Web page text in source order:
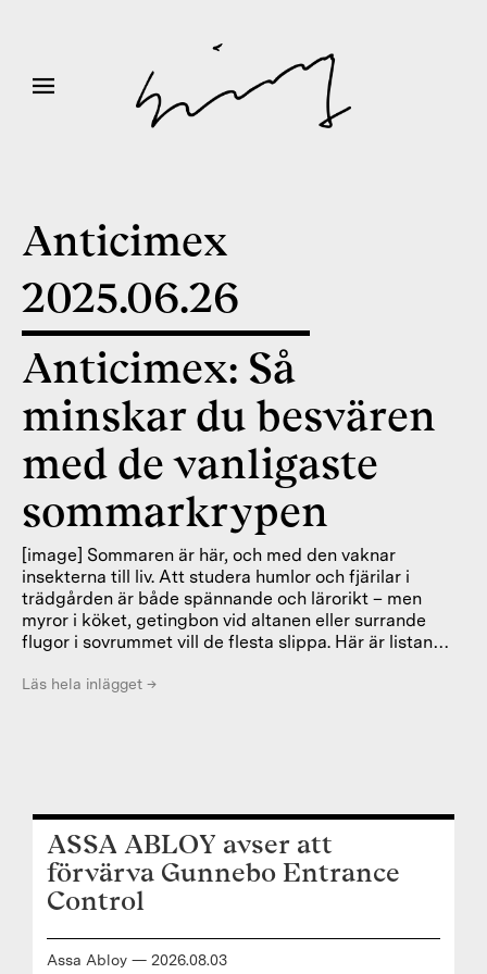
Anticimex
Anticimex: Så
minskar du besvären
med de vanligaste
sommarkrypen
[image] Sommaren är här, och med den vaknar
insekterna till liv. Att studera humlor och fjärilar i
trädgården är både spännande och lärorikt – men
myror i köket, getingbon vid altanen eller surrande
flugor i sovrummet vill de flesta slippa. Här är listan
inomhus och vad du kan göra för att minska besvären.
Läs hela inlägget →
2025.06.26
ASSA ABLOY avser att
förvärva Gunnebo Entrance
Control
Assa Abloy — 2026.08.03